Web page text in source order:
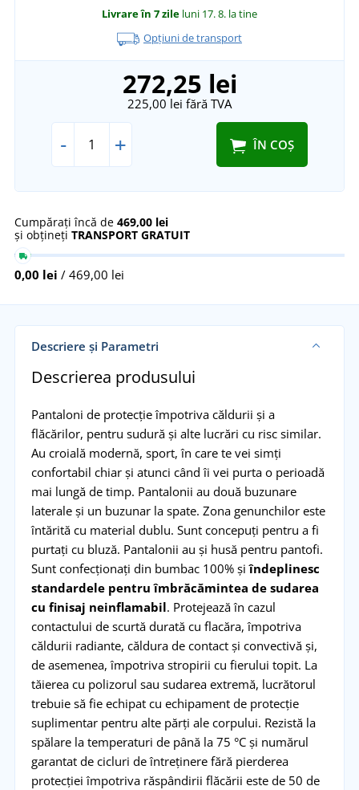
Livrare în 7 zile luni 17. 8. la tine
Opțiuni de transport
272,25 lei
225,00 lei fără TVA
- + ÎN COȘ
Cumpărați încă de 469,00 lei
și obțineți TRANSPORT GRATUIT
0,00 lei / 469,00 lei
Descriere și Parametri
Descrierea produsului
Pantaloni de protecție împotriva căldurii și a
flăcărilor, pentru sudură și alte lucrări cu risc similar.
Au croială modernă, sport, în care te vei simți
confortabil chiar și atunci când îi vei purta o perioadă
mai lungă de timp. Pantalonii au două buzunare
laterale și un buzunar la spate. Zona genunchilor este
întărită cu material dublu. Sunt concepuți pentru a fi
purtați cu bluză. Pantalonii au și husă pentru pantofi.
Sunt confecționați din bumbac 100% șiîndeplinesc
standardele pentru îmbrăcămintea de sudarea
cu finisaj neinflamabil. Protejează în cazul
contactului de scurtă durată cu flacăra, împotriva
căldurii radiante, căldura de contact și convectivă și,
de asemenea, împotriva stropirii cu fierului topit. La
tăierea cu polizorul sau sudarea extremă, lucrătorul
trebuie să fie echipat cu echipament de protecție
suplimentar pentru alte părți ale corpului. Rezistă la
spălare la temperaturi de până la 75 °C și numărul
garantat de cicluri de întreținere fără pierderea
protecției împotriva răspândirii flăcării este de 50 de